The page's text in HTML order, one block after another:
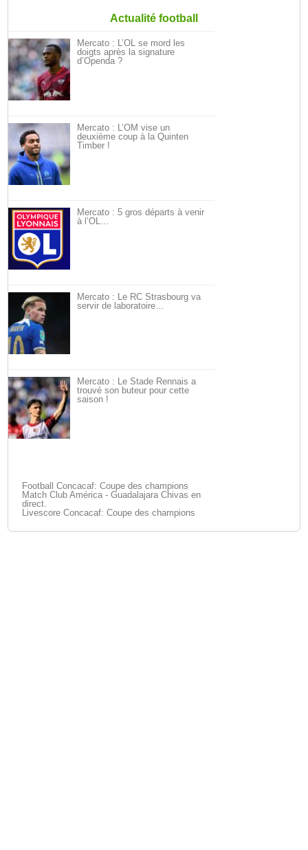
Actualité football
Mercato : L’OL se mord les
doigts après la signature
d’Openda ?
Mercato : L’OM vise un
deuxième coup à la Quinten
Timber !
Mercato : 5 gros départs à venir
à l’OL…
Mercato : Le RC Strasbourg va
servir de laboratoire…
Mercato : Le Stade Rennais a
trouvé son buteur pour cette
saison !
Football Concacaf: Coupe des champions
Match Club América - Guadalajara Chivas en
direct.
Livescore Concacaf: Coupe des champions